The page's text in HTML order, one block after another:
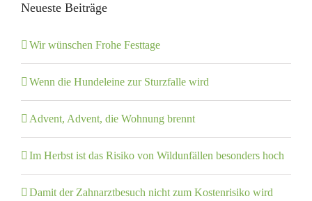
Neueste Beiträge
Wir wünschen Frohe Festtage
Wenn die Hundeleine zur Sturzfalle wird
Advent, Advent, die Wohnung brennt
Im Herbst ist das Risiko von Wildunfällen besonders hoch
Damit der Zahnarztbesuch nicht zum Kostenrisiko wird